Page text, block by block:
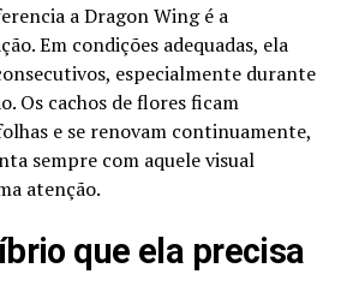
a Dragon Wing é a
Em condições adequadas, ela
especialmente durante
Os cachos de flores ficam
e se renovam continuamente,
sempre com aquele visual
atenção.
que ela precisa